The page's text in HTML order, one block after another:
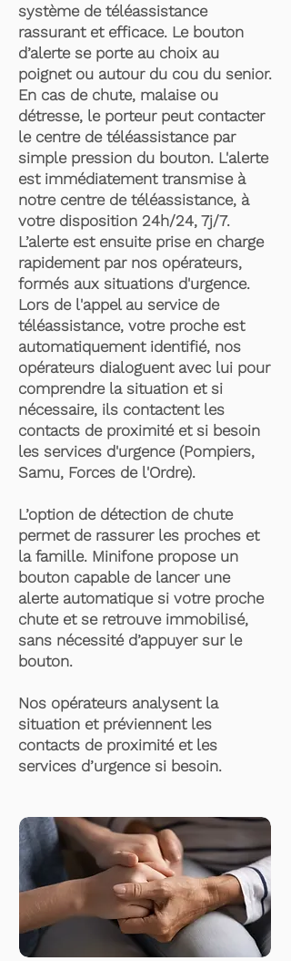
système de téléassistance
rassurant et efficace. Le bouton
d’alerte se porte au choix au
poignet ou autour du cou du senior.
En cas de chute, malaise ou
détresse, le porteur peut contacter
le centre de téléassistance par
simple pression du bouton. L'alerte
est immédiatement transmise à
notre centre de téléassistance, à
votre disposition 24h/24, 7j/7.
L’alerte est ensuite prise en charge
rapidement par nos opérateurs,
formés aux situations d'urgence.
Lors de l'appel au service de
téléassistance, votre proche est
automatiquement identifié, nos
opérateurs dialoguent avec lui pour
comprendre la situation et si
nécessaire, ils contactent les
contacts de proximité et si besoin
les services d'urgence (Pompiers,
Samu, Forces de l'Ordre).
L’option de détection de chute
permet de rassurer les proches et
la famille. Minifone propose un
bouton capable de lancer une
alerte automatique si votre proche
chute et se retrouve immobilisé,
sans nécessité d’appuyer sur le
bouton.
Nos opérateurs analysent la
situation et préviennent les
contacts de proximité et les
services d’urgence si besoin.